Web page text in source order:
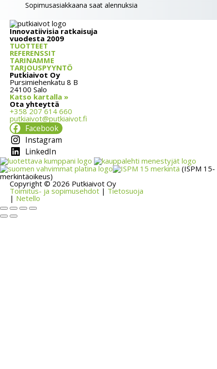
Sopimusasiakkaana saat alennuksia
Innovatiivisia ratkaisuja
vuodesta 2009
TUOTTEET
REFERENSSIT
TARINAMME
TARJOUSPYYNTÖ
Putkiaivot Oy
Pursimiehenkatu 8 B
24100 Salo
Katso kartalla »
Ota yhteyttä
+358 207 614 660
putkiaivot@putkiaivot.fi
Facebook
Instagram
LinkedIn
(ISPM 15-
merkintäoikeus)
Copyright © 2026 Putkiaivot Oy
Toimitus- ja sopimusehdot | Tietosuoja
| Netello